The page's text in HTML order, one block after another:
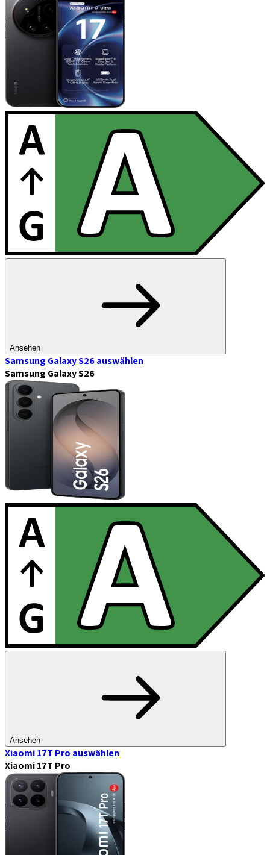
Ansehen
Samsung Galaxy S26auswählen
Samsung Galaxy S26
Ansehen
Xiaomi 17T Pro auswählen
Xiaomi 17T Pro